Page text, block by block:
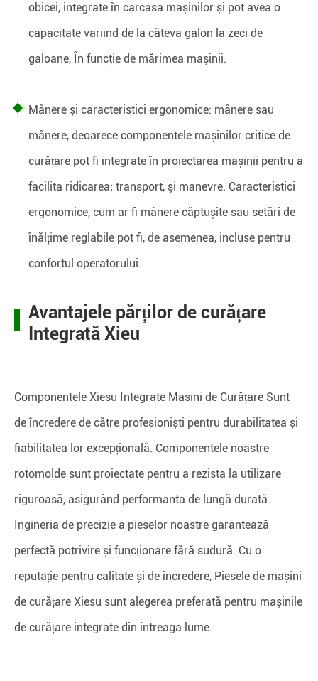
obicei, integrate în carcasa mașinilor și pot avea o
capacitate variind de la câteva galon la zeci de
galoane, În funcţie de mărimea maşinii.
Mânere și caracteristici ergonomice: mânere sau
mânere, deoarece componentele mașinilor critice de
curățare pot fi integrate în proiectarea mașinii pentru a
facilita ridicarea; transport, şi manevre. Caracteristici
ergonomice, cum ar fi mânere căptușite sau setări de
înălțime reglabile pot fi, de asemenea, incluse pentru
confortul operatorului.
Avantajele părților de curățare
Integrată Xieu
Componentele Xiesu Integrate Masini de Curățare Sunt
de încredere de către profesioniști pentru durabilitatea și
fiabilitatea lor excepțională. Componentele noastre
rotomolde sunt proiectate pentru a rezista la utilizare
riguroasă, asigurând performanta de lungă durată.
Ingineria de precizie a pieselor noastre garantează
perfectă potrivire și funcționare fără sudură. Cu o
reputație pentru calitate și de încredere, Piesele de mașini
de curățare Xiesu sunt alegerea preferată pentru mașinile
de curățare integrate din întreaga lume.